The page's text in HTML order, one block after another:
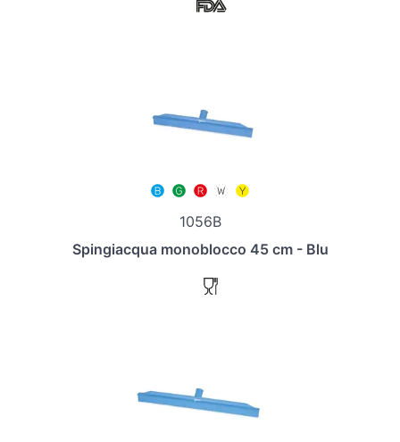
1056B
Spingiacqua monoblocco 45 cm - Blu